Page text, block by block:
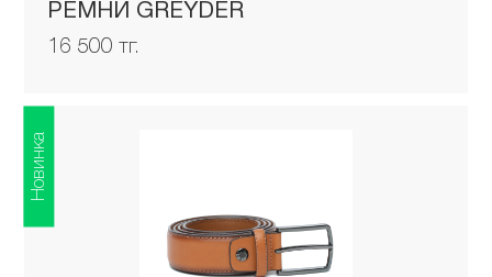
РЕМНИ GREYDER
16 500 тг.
Новинка